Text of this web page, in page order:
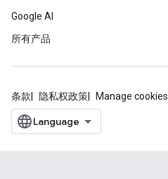
Google AI
所有产品
条款 隐私权政策 Manage cookies